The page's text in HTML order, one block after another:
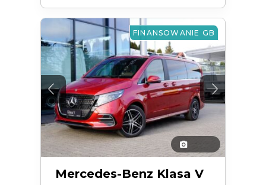
Mercedes-Benz Klasa V
FINANSOWANIE GB